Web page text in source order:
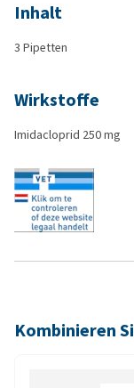
Inhalt
3 Pipetten
Wirkstoffe
Imidacloprid 250 mg
Kombinieren